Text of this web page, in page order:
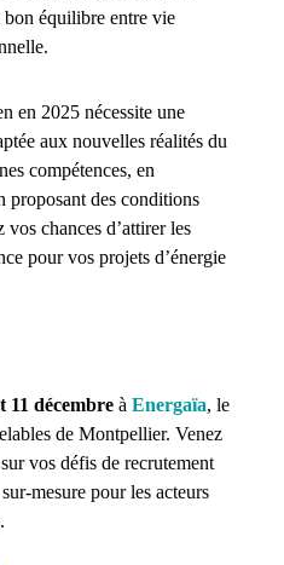
équilibre entre vie
en 2025 nécessite une
aux nouvelles réalités du
compétences, en
proposant des conditions
chances d’attirer les
pour vos projets d’énergie
11 décembre à Energaïa, le
de Montpellier. Venez
vos défis de recrutement
mesure pour les acteurs